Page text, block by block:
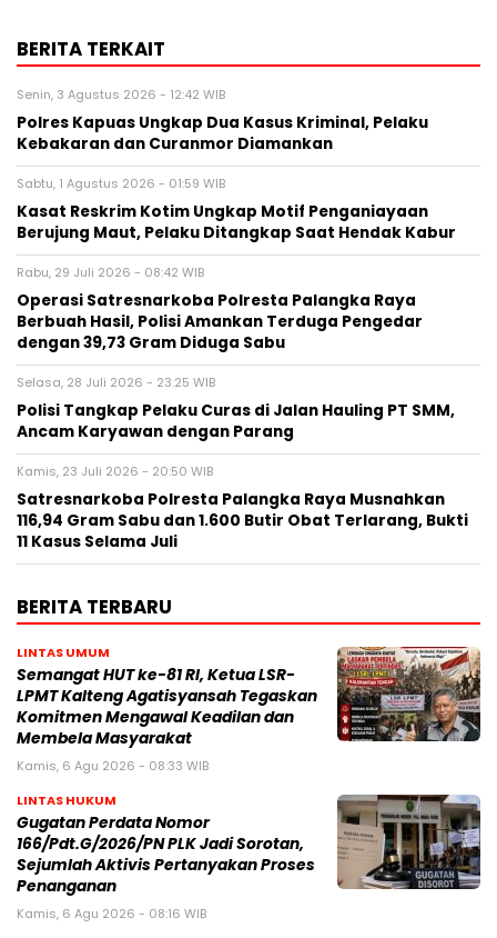
BERITA TERKAIT
Senin, 3 Agustus 2026 - 12:42 WIB
Polres Kapuas Ungkap Dua Kasus Kriminal, Pelaku
Kebakaran dan Curanmor Diamankan
Sabtu, 1 Agustus 2026 - 01:59 WIB
Kasat Reskrim Kotim Ungkap Motif Penganiayaan
Berujung Maut, Pelaku Ditangkap Saat Hendak Kabur
Rabu, 29 Juli 2026 - 08:42 WIB
Operasi Satresnarkoba Polresta Palangka Raya
Berbuah Hasil, Polisi Amankan Terduga Pengedar
dengan 39,73 Gram Diduga Sabu
Selasa, 28 Juli 2026 - 23:25 WIB
Polisi Tangkap Pelaku Curas di Jalan Hauling PT SMM,
Ancam Karyawan dengan Parang
Kamis, 23 Juli 2026 - 20:50 WIB
Satresnarkoba Polresta Palangka Raya Musnahkan
116,94 Gram Sabu dan 1.600 Butir Obat Terlarang, Bukti
11 Kasus Selama Juli
BERITA TERBARU
LINTAS UMUM
Semangat HUT ke-81 RI, Ketua LSR-
LPMT Kalteng Agatisyansah Tegaskan
Komitmen Mengawal Keadilan dan
Membela Masyarakat
Kamis, 6 Agu 2026 - 08:33 WIB
LINTAS HUKUM
Gugatan Perdata Nomor
166/Pdt.G/2026/PN PLK Jadi Sorotan,
Sejumlah Aktivis Pertanyakan Proses
Penanganan
Kamis, 6 Agu 2026 - 08:16 WIB